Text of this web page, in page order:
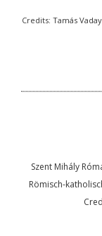
Credits: Tamás Vaday
Szent Mihály
Römisch-